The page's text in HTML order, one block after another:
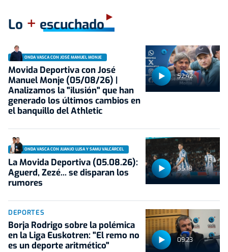
Lo + escuchado
52:42
ONDA VASCA CON JOSÉ MANUEL MONJE
Movida Deportiva con José
Manuel Monje (05/08/26) |
Analizamos la "ilusión" que han
generado los últimos cambios en
el banquillo del Athletic
55:18
ONDA VASCA CON JUANJO LUSA Y SAMU VALCÁRCEL
La Movida Deportiva (05.08.26):
Aguerd, Zezé... se disparan los
rumores
09:23
DEPORTES
Borja Rodrigo sobre la polémica
en la Liga Euskotren: "El remo no
es un deporte aritmético"